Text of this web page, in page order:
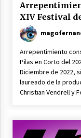
XIV Festival
Arrepentimiento
Pilas en Corto del
Diciembre de 2022,
laureado de la
Christian Vendrell y